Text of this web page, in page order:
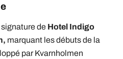
de Hotel Indigo
marquant les débuts de la
par Kvarnholmen